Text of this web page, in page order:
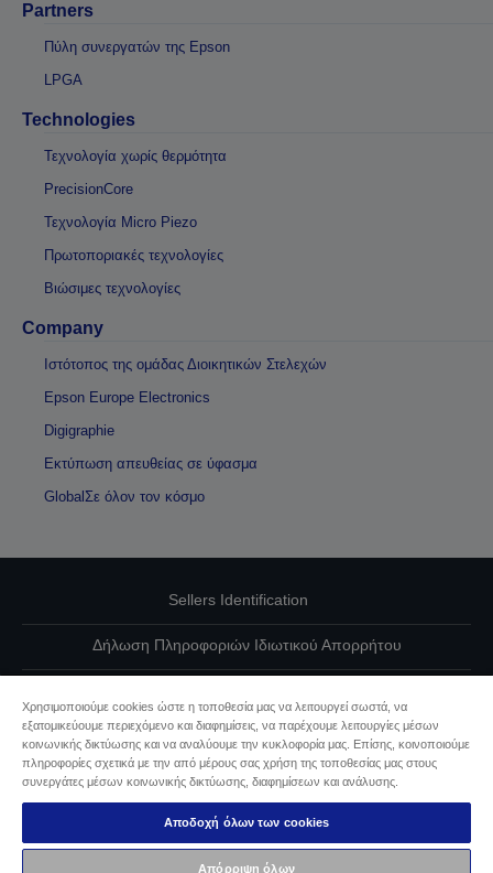
Partners
Πύλη συνεργατών της Epson
LPGA
Technologies
Τεχνολογία χωρίς θερμότητα
PrecisionCore
Τεχνολογία Micro Piezo
Πρωτοποριακές τεχνολογίες
Βιώσιμες τεχνολογίες
Company
Ιστότοπος της ομάδας Διοικητικών Στελεχών
Epson Europe Electronics
Digigraphie
Εκτύπωση απευθείας σε ύφασμα
GlobalΣε όλον τον κόσμο
Sellers Identification
Δήλωση Πληροφοριών Ιδιωτικού Απορρήτου
Επικοινωνήστε μαζί μας για τα δεδομένα σας
Πληροφορίες σχετικά με τα cookie
Δέσμευση της Epson για προσβασιμότητα
Χρησιμοποιούμε cookies ώστε η τοποθεσία μας να λειτουργεί σωστά, να
εξατομικεύουμε περιεχόμενο και διαφημίσεις, να παρέχουμε λειτουργίες μέσων
κοινωνικής δικτύωσης και να αναλύουμε την κυκλοφορία μας. Επίσης, κοινοποιούμε
πληροφορίες σχετικά με την από μέρους σας χρήση της τοποθεσίας μας στους
συνεργάτες μέσων κοινωνικής δικτύωσης, διαφημίσεων και ανάλυσης.
Αποδοχή όλων των cookies
Απόρριψη όλων